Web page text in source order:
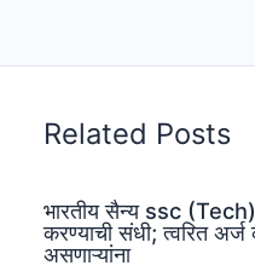
Related Posts
भारतीय सैन्य ssc
करण्याची संधी; त्वरित
असणाऱ्यांना